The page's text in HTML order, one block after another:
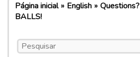
Página inicial English Questions?
BALLS!